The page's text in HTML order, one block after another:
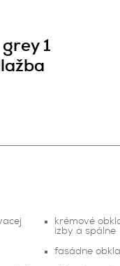
1
krémové
izby a spálne
fasádne